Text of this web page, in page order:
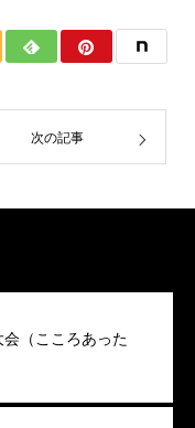
次の記事
（こころあった